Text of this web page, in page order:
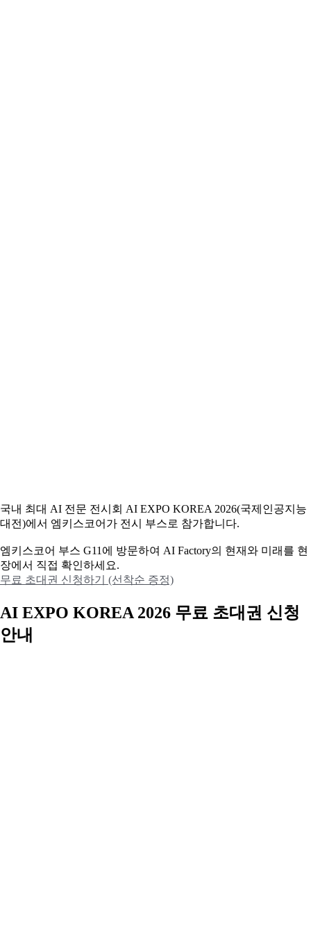
국내 최대 AI 전문 전시회 AI EXPO KOREA 2026(국제인공지능
대전)에서 엠키스코어가 전시 부스로 참가합니다.
엠키스코어 부스 G11에 방문하여 AI Factory의 현재와 미래를 현
장에서 직접 확인하세요.
무료 초대권 신청하기 (선착순 증정)
AI EXPO KOREA 2026 무료 초대권 신청
안내